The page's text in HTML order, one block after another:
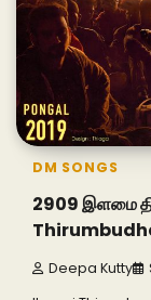
DM SONGS
2909 இளமை
Deepa Kutty